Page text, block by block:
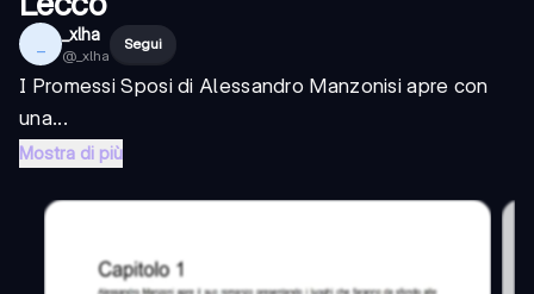
_xlha
@ _xlha
Segui
I Promessi SposidiAlessandro Manzonisi apre con
una...
Mostra di più